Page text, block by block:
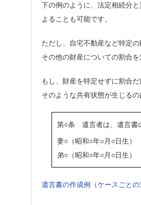
下の例のように、法定相続分
よることも可能です。
ただし、自宅不動産など特定
その他の財産についての割合を
もし、財産を特定せずに割合
そのような共有状態が生じるの
第○条 遺言者は、遺言書
妻○（昭和○年○月○日生
弟○（昭和○年○月○日生）
遺言書の作成例（ケースごと